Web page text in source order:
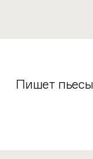
Пишет пьесы